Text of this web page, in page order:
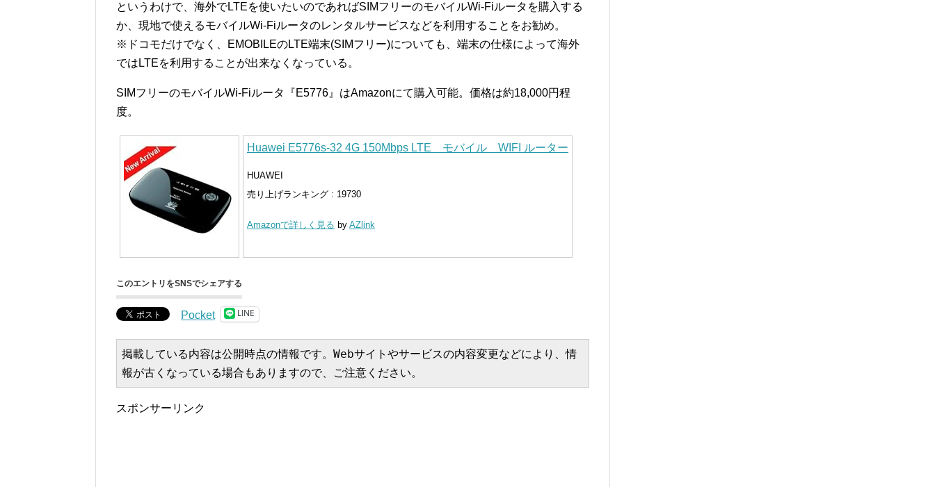
というわけで、海外でLTEを使いたいのであればSIMフリーのモバイルWi-Fiルータを購入する
か、現地で使えるモバイルWi-Fiルータのレンタルサービスなどを利用することをお勧め。
※ドコモだけでなく、EMOBILEのLTE端末(SIMフリー)についても、端末の仕様によって海外
ではLTEを利用することが出来なくなっている。
SIMフリーのモバイルWi-Fiルータ『E5776』はAmazonにて購入可能。価格は約18,000円程
度。
Huawei E5776s-32 4G 150Mbps LTE モバイル WIFI ルーター
HUAWEI
売り上げランキング : 19730
Amazonで詳しく見る by AZlink
このエントリをSNSでシェアする
Pocket LINE
掲載している内容は公開時点の情報です。Webサイトやサービスの内容変更などにより、情
報が古くなっている場合もありますので、ご注意ください。
スポンサーリンク